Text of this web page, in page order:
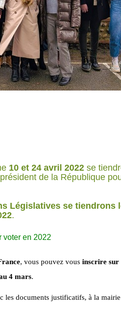
10 et 24 avril 2022 se
de la République
Législatives se tiendrons
.
voter en 2022
, vous pouvez vous inscrire sur
4 mars.
documents justificatifs, à la